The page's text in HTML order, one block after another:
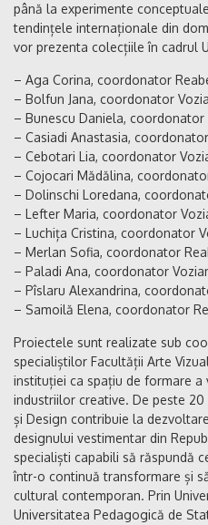
până la experimente
tendințele internaționale din
vor prezenta colecțiile în cadrul
– Aga Corina, coordonator
– Bolfun Jana, coordonator
– Bunescu Daniela, coordonator
– Casiadi Anastasia,
– Cebotari Lia, coordonator
– Cojocari Mădălina,
– Dolinschi Loredana,
– Lefter Maria, coordonator
– Luchița Cristina, coordonator
– Merlan Sofia, coordonator
– Paladi Ana, coordonator
– Pîslaru Alexandrina,
– Samoilă Elena, coordonator
Proiectele sunt realizate sub
specialiștilor Facultății Arte
instituției ca spațiu de formare
industriilor creative. De peste
și Design contribuie la
designului vestimentar din
specialiști capabili să răspundă
într-o continuă transformare și
cultural contemporan. Prin
Universitatea Pedagogică de